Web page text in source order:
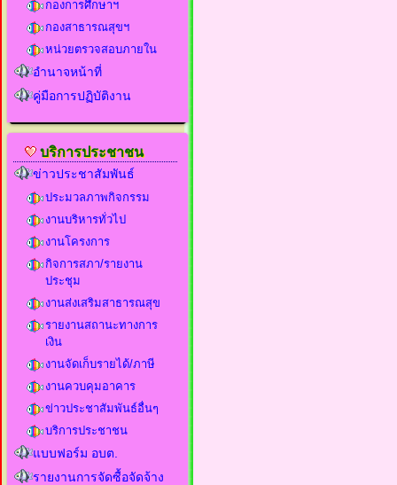
กองการศึกษาฯ
กองสาธารณสุขฯ
หน่วยตรวจสอบภายใน
อำนาจหน้าที่
คู่มือการปฏิบัติงาน
บริการประชาชน
ข่าวประชาสัมพันธ์
ประมวลภาพกิจกรรม
งานบริหารทั่วไป
งานโครงการ
กิจการสภา/รายงาน
ประชุม
งานส่งเสริมสาธารณสุข
รายงานสถานะทางการ
เงิน
งานจัดเก็บรายได้/ภาษี
งานควบคุมอาคาร
ข่าวประชาสัมพันธ์อื่นๆ
บริการประชาชน
แบบฟอร์ม อบต.
รายงานการจัดซื้อจัดจ้าง